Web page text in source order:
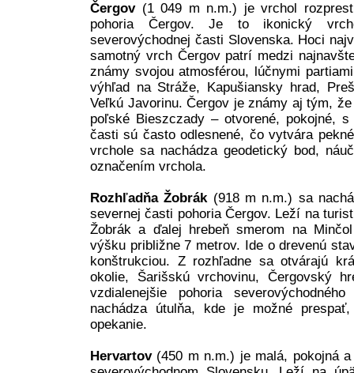
Čergov (1 049 m n.m.) je vrchol
pohoria Čergov. Je to ikonický
severovýchodnej časti Slovenska. Hoci
samotný vrch Čergov patrí medzi
známy svojou atmosférou, lúčnymi
výhľad na Stráže, Kapušiansky hrad,
Veľkú Javorinu. Čergov je známy aj tým,
poľské Bieszczady – otvorené, pokojné,
časti sú často odlesnené, čo vytvára
vrchole sa nachádza geodetický bod,
označením vrchola.
Rozhľadňa Žobrák (918 m n.m.) sa
severnej časti pohoria Čergov. Leží na
Žobrák a ďalej hrebeň smerom na
výšku približne 7 metrov. Ide o drevenú
konštrukciou. Z rozhľadne sa otvárajú
okolie, Šarišskú vrchovinu, Čergovský
vzdialenejšie pohoria
nachádza útulňa, kde je možné
opekanie.
Hervartov (450 m n.m.) je malá, pokojná